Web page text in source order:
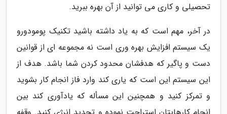
تحصیلی و کاری می توانید از آن بهره ببرید.
در آخر، مهم است که به یاد داشته باشید تکنیک پومودورو
یک سیستم افزایش بهره وری است نه مجموعه ای از قوانین
دست و پاگیر که هدفشان محدود کردن شما باشد. هدف از
این سیستم این است که یاری کند وارد فاز انجام کار بشوید
و تمرکز کنید و همچنین این مسأله که یادآوری کند بین